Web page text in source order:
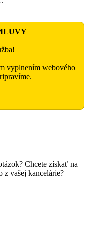
vyplnením webového
Chcete získať na
z vašej kancelárie?